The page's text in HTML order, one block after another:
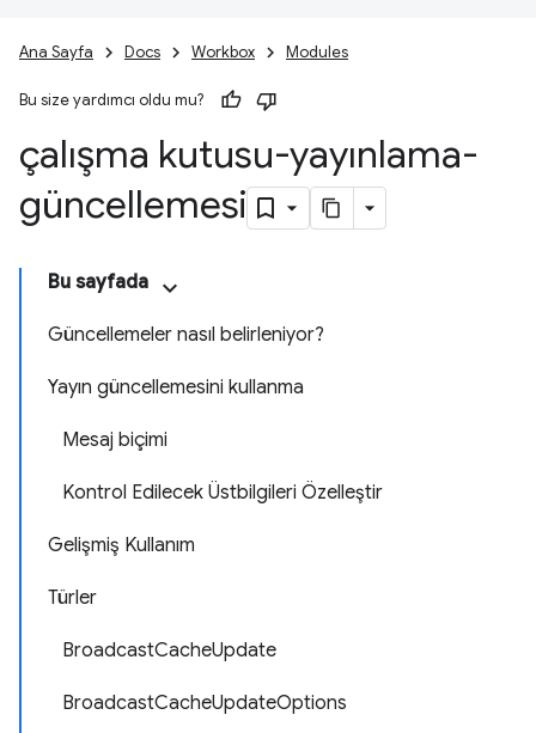
Ana Sayfa Docs Workbox Modules
Bu size yardımcı oldu mu?
çalışma kutusu-yayınlama-
güncellemesi
Bu sayfada
Güncellemeler nasıl belirleniyor?
Yayın güncellemesini kullanma
Mesaj biçimi
Kontrol Edilecek Üstbilgileri Özelleştir
Gelişmiş Kullanım
Türler
BroadcastCacheUpdate
BroadcastCacheUpdateOptions